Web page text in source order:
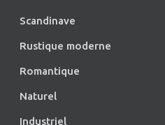
Scandinave
Rustique moderne
Romantique
Naturel
Industriel